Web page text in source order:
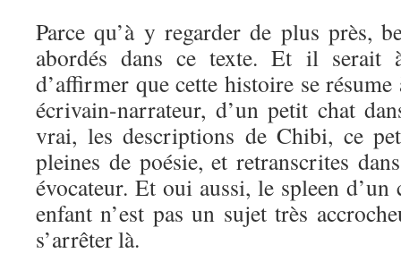
Parce qu’à y regarder de plus près,
abordés dans ce texte. Et il serait
d’affirmer que cette histoire se
écrivain-narrateur, d’un petit chat
vrai, les descriptions de Chibi, ce
pleines de poésie, et retranscrites
évocateur. Et oui aussi, le spleen d’un
enfant n’est pas un sujet très
s’arrêter là.